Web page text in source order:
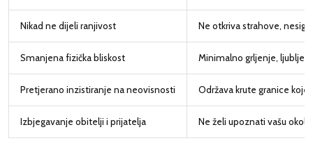
Nikad ne dijeli ranjivost Ne otkriva strahove,
Smanjena fizička bliskost Minimalno grljenje,
Pretjerano inzistiranje na neovisnosti Održava krute granice
Izbjegavanje obitelji i prijatelja Ne želi upoznati vašu